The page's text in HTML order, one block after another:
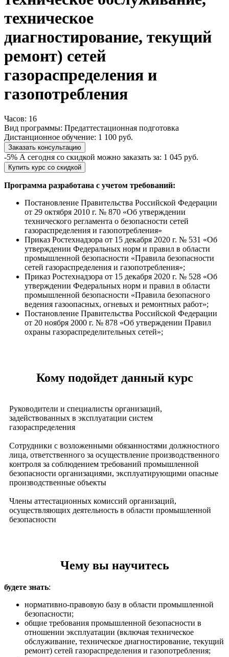
техническое
диагностирование, текущий
ремонт) сетей
газораспределения и
газопотребления
Часов: 16
Вид программы: Предаттестационная подготовка
Дистанционное обучение: 1 100 руб.
Заказать консультацию
-5% А сегодня со скидкой можно заказать за: 1 045 руб.
Купить курс со скидкой
Программа разработана с учетом требований:
Постановление Правительства Российской Федерации
от 29 октября 2010 г. № 870 «Об утверждении
технического регламента о безопасности сетей
газораспределения и газопотребления»
Приказ Ростехнадзора от 15 декабря 2020 г. № 531 «Об
утверждении Федеральных норм и правил в области
промышленной безопасности «Правила безопасности
сетей газораспределения и газопотребления»;
Приказ Ростехнадзора от 15 декабря 2020 г. № 528 «Об
утверждении Федеральных норм и правил в области
промышленной безопасности «Правила безопасного
ведения газоопасных, огневых и ремонтных работ»;
Постановление Правительства Российской Федерации
от 20 ноября 2000 г. № 878 «Об утверждении Правил
охраны газораспределительных сетей»;
​Кому подойдет данный курс
Руководители и специалисты организаций,
задействованных в эксплуатации систем
газораспределения
Сотрудники с возложенными обязанностями должностного
лица, ответственного за осуществление производственного
контроля за соблюдением требований промышленной
безопасности организациями, эксплуатирующими опасные
производственные объекты
Члены аттестационных комиссий организаций,
осуществляющих деятельность в области промышленной
безопасности
Чему вы научитесь
будете знать:
нормативно-правовую базу в области промышленной
безопасности;
общие требования промышленной безопасности в
отношении эксплуатации (включая техническое
обслуживание, техническое диагностирование, текущий
ремонт) сетей газораспределения и газопотребления;